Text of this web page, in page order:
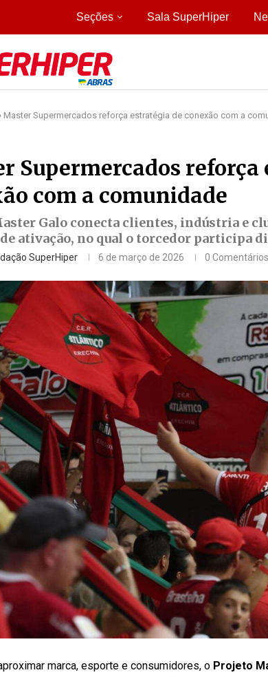
Seções Sala SuperHiper
Master Supermercados reforça estratégia de conexão com a
Supermercados reforça
com a comunidade
Galo conecta clientes, indústria e
ativação, no qual o torcedor participa
SuperHiper 6 de março de 2026 0 Comentários
marca, esporte e consumidores, o Projeto